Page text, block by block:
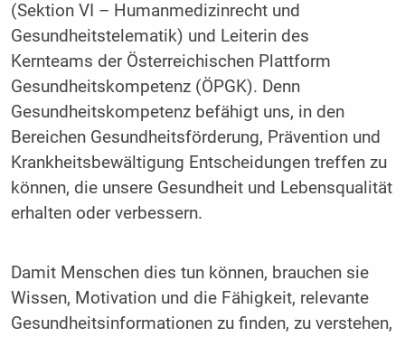
(Sektion VI – Humanmedizinrecht und
Gesundheitstelematik) und Leiterin des
Kernteams der Österreichischen Plattform
Gesundheitskompetenz (ÖPGK). Denn
Gesundheitskompetenz befähigt uns, in den
Bereichen Gesundheitsförderung, Präven­tion und
Krankheitsbewältigung Entscheidungen treffen zu
können, die unsere Gesundheit und Lebensqualität
erhalten oder verbessern.
Damit Menschen dies tun können, brauchen sie
Wissen, Motivation und die Fähigkeit, ­relevante
Gesundheitsinformationen zu ­finden, zu verstehen,